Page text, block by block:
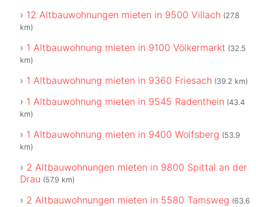
12 Altbauwohnungen mieten in 9500 Villach (27.8
km)
1 Altbauwohnung mieten in 9100 Völkermarkt (32.5
km)
1 Altbauwohnung mieten in 9360 Friesach (39.2 km)
1 Altbauwohnung mieten in 9545 Radenthein (43.4
km)
1 Altbauwohnung mieten in 9400 Wolfsberg (53.9
km)
2 Altbauwohnungen mieten in 9800 Spittal an der
Drau (57.9 km)
2 Altbauwohnungen mieten in 5580 Tamsweg (63.6